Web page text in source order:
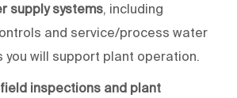
supply systems, including
and service/process water
you will support plant operation.
inspections and plant